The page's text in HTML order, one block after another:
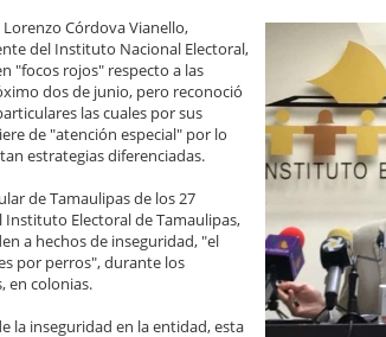
Lorenzo Córdova Vianello,
del Instituto Nacional Electoral,
"focos rojos" respecto a las
dos de junio, pero reconoció
las cuales por sus
de "atención especial" por lo
estrategias diferenciadas.
de Tamaulipas de los 27
Electoral de Tamaulipas,
a hechos de inseguridad, "el
por perros", durante los
en colonias.
la inseguridad en la entidad, esta